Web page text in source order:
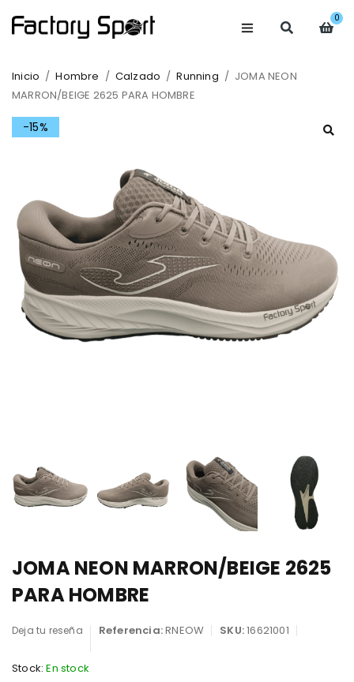
0
Inicio / Hombre / Calzado / Running / JOMA NEON
MARRON/BEIGE 2625 PARA HOMBRE
-15%
JOMA NEON MARRON/BEIGE 2625
PARA HOMBRE
Deja tu reseña Referencia:RNEOW SKU:16621001
Stock: En stock